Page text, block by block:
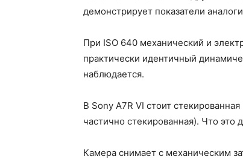
демонстрирует показатели
При ISO 640 механический и
практически идентичный
наблюдается.
В Sony A7R VI стоит
частично стекированная). Что это
Камера снимает с механическим